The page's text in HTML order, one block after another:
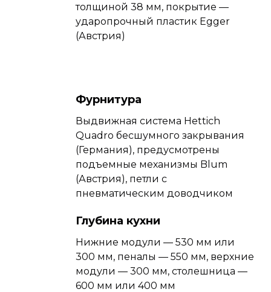
толщиной 38 мм, покрытие —
ударопрочный пластик Egger
(Австрия)
Фурнитура
Выдвижная система Hettich
Quadro бесшумного закрывания
(Германия), предусмотрены
подъемные механизмы Blum
(Австрия), петли с
пневматическим доводчиком
Глубина кухни
Нижние модули — 530 мм или
300 мм, пеналы — 550 мм, верхние
модули — 300 мм, столешница —
600 мм или 400 мм